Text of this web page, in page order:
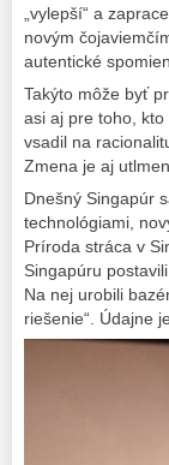
„vylepší“ a
novým
autentické
Takýto môže byť
asi aj pre toho,
vsadil na
Zmena je aj
Dnešný Singapúr
technológiami,
Príroda stráca v
Singapúru
Na nej urobili
riešenie“. Údajne